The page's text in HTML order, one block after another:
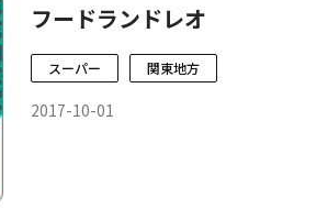
フードランドレオ
スーパー 関東地方
2017-10-01